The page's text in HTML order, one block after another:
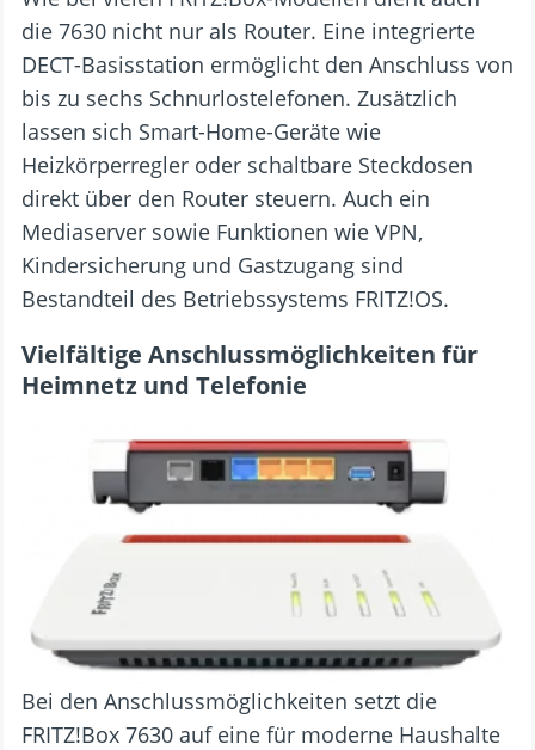
die 7630 nicht nur als Router. Eine integrierte
DECT-Basisstation ermöglicht den Anschluss von
bis zu sechs Schnurlostelefonen. Zusätzlich
lassen sich Smart-Home-Geräte wie
Heizkörperregler oder schaltbare Steckdosen
direkt über den Router steuern. Auch ein
Mediaserver sowie Funktionen wie VPN,
Kindersicherung und Gastzugang sind
Bestandteil des Betriebssystems FRITZ!OS.
Vielfältige Anschlussmöglichkeiten für
Heimnetz und Telefonie
Bei den Anschlussmöglichkeiten setzt die
FRITZ!Box 7630 auf eine für moderne Haushalte